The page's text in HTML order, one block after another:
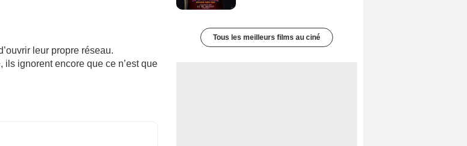
leur propre réseau.
ignorent encore que ce n’est que
Tous les meilleurs films au ciné